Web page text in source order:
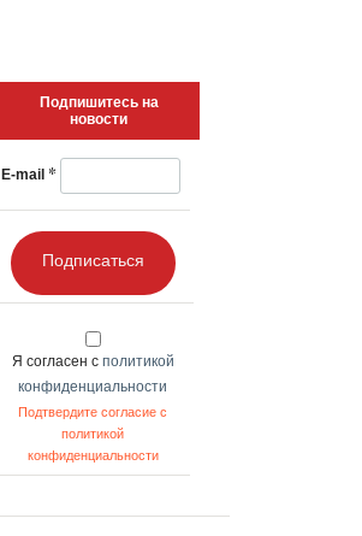
Подпишитесь на
новости
E-mail *
Подписаться
Я согласен с политикой
конфиденциальности
Подтвердите согласие с
политикой
конфиденциальности